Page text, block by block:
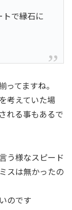
で縁石に
てますね。
考えていた場
れる事もあるで
う様なスピード
スは無かったの
のです